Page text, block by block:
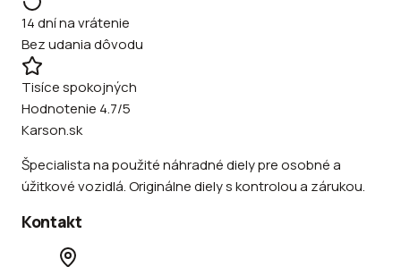
14 dní na vrátenie
Bez udania dôvodu
Tisíce spokojných
Hodnotenie 4.7/5
Karson.sk
Špecialista na použité náhradné diely pre osobné a
úžitkové vozidlá. Originálne diely s kontrolou a zárukou.
Kontakt